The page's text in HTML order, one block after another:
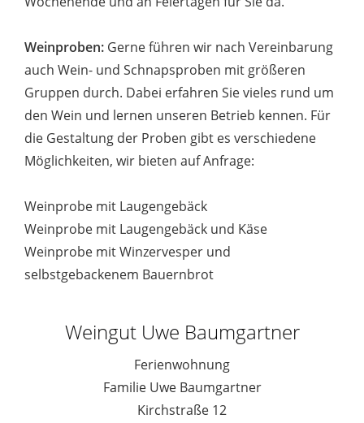
Weinproben: Gerne führen wir nach Vereinbarung
auch Wein- und Schnapsproben mit größeren
Gruppen durch. Dabei erfahren Sie vieles rund um
den Wein und lernen unseren Betrieb kennen. Für
die Gestaltung der Proben gibt es verschiedene
Möglichkeiten, wir bieten auf Anfrage:
Weinprobe mit Laugengebäck
Weinprobe mit Laugengebäck und Käse
Weinprobe mit Winzervesper und
selbstgebackenem Bauernbrot
Weingut Uwe Baumgartner
Ferienwohnung
Familie Uwe Baumgartner
Kirchstraße 12